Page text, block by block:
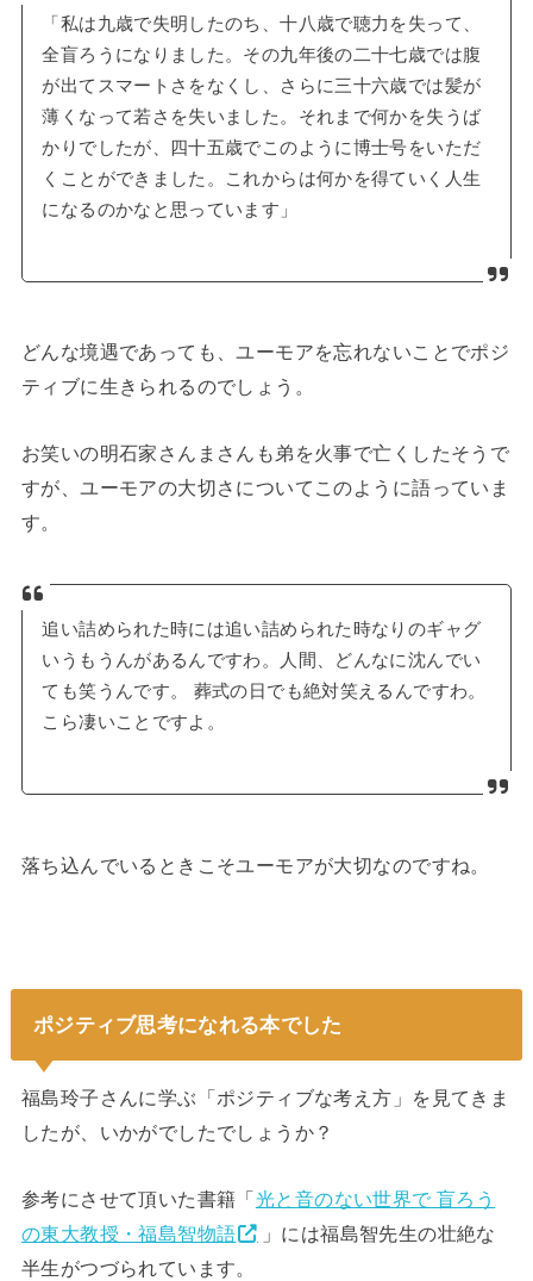
「私は九歳で失明したのち、十八歳で聴力を失って、
全盲ろうになりました。その九年後の二十七歳では腹
が出てスマートさをなくし、さらに三十六歳では髪が
薄くなって若さを失いました。それまで何かを失うば
かりでしたが、四十五歳でこのように博士号をいただ
くことができました。これからは何かを得ていく人生
になるのかなと思っています」
どんな境遇であっても、ユーモアを忘れないことでポジ
ティブに生きられるのでしょう。
お笑いの明石家さんまさんも弟を火事で亡くしたそうで
すが、ユーモアの大切さについてこのように語っていま
す。
追い詰められた時には追い詰められた時なりのギャグ
いうもうんがあるんですわ。人間、どんなに沈んでい
ても笑うんです。 葬式の日でも絶対笑えるんですわ。
こら凄いことですよ。
落ち込んでいるときこそユーモアが大切なのですね。
ポジティブ思考になれる本でした
福島玲子さんに学ぶ「ポジティブな考え方」を見てきま
したが、いかがでしたでしょうか？
参考にさせて頂いた書籍「光と音のない世界で 盲ろう
の東大教授・福島智物語
」には福島智先生の壮絶な
半生がつづられています。